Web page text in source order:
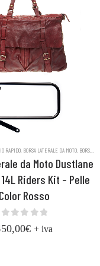
DUSTLANE
CONCIATA AL VEGETALE,BORSE LUGLIO 2023
RAPIDO BORSA LATERALE DA MOTO BORSE DA MOTO
da Moto Dustlane
Riders Kit – Pelle
Color Rosso
0out of 5
€ + iva